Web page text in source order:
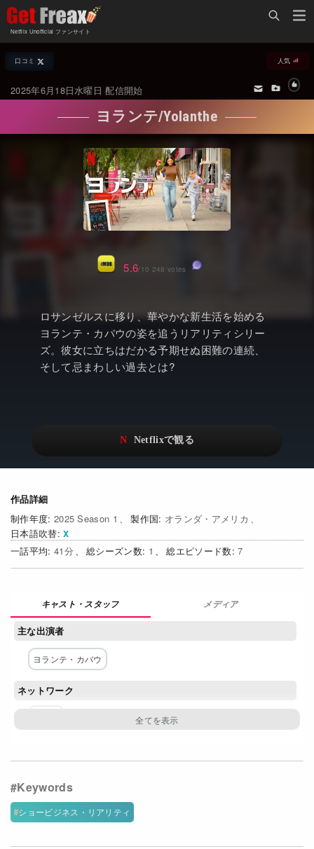
Netflix Unofficial ファンサイト
Netflix新着作品
オールジャンル
海外ドラマ・シリーズ
海外映画
国内TV番組・ドラマ
国内映画
アニメ
ドキュメンタリー
Netflixオリジナル作品
日本語吹替対応作品
その他の国のTV番組
配信終了予定の作品
海外ドラマ・ラインナップ
Netflix 人気ランキング
Netflix 全作品ラインナップ
Netflix配信作品カスタム検索
トレンド
Netflix・VOD総合News
Watchlistへ
Netflix Video
Netflix 吹替版作品
Netflix 高い評価の海外作品
みんなの作品レビュー
Watchlist
閉じる
口コミ 人気
2025年6月18日水曜日 配信開始
ヨランテ/Yolanthe
ロサンゼルスに移り、華やかな新生活を始める
ヨランテ・カバウの姿を追うリアリティシリー
ズ。彼女に立ちはだかる予期せぬ困難の連続、
そして忌まわしい過去とは?
作品詳細
2025 Season 1
オランダ・アメリカ
日本語吹替
41
1 7
5.6/10 248 votes
メディア
主な出演者
ヨランテ・カバウ
ネットワーク
ショービジネス・リアリティ